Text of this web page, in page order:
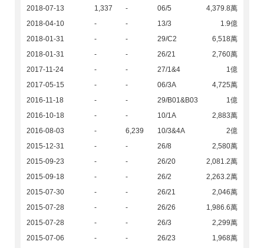
2018-07-13
1,337 - 06/5
4,379.8萬
2018-04-10
- - 13/3
1.9億
2018-01-31
- - 29/C2
6,518萬
2018-01-31
- - 26/21
2,760萬
2017-11-24
- - 27/1&4
1億
2017-05-15
- - 06/3A
4,725萬
2016-11-18
- - 29/B01&B03
1億
2016-10-18
- - 10/1A
2,883萬
2016-08-03
- 6,239 10/3&4A
2億
2015-12-31
- - 26/8
2,580萬
2015-09-23
- - 26/20
2,081.2萬
2015-09-18
- - 26/2
2,263.2萬
2015-07-30
- - 26/21
2,046萬
2015-07-28
- - 26/26
1,986.6萬
2015-07-28
- - 26/3
2,299萬
2015-07-06
- - 26/23
1,968萬